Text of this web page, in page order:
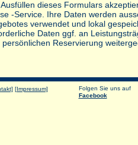
Ausfüllen dieses Formulars
-Service. Ihre Daten werden
verwendet und lokal
Daten ggf. an
persönlichen Reservierung
[Impressum]
Folgen Sie uns auf
Facebook